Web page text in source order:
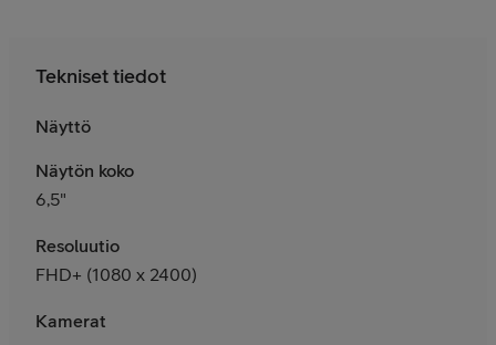
Tekniset tiedot
Näyttö
Näytön koko
6,5"
Resoluutio
FHD+ (1080 x 2400)
Kamerat